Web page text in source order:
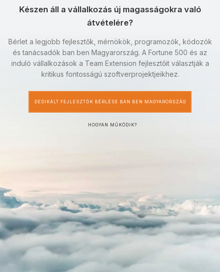
Készen áll a vállalkozás új magasságokra való
átvételére?
Bérlet a legjobb fejlesztők, mérnökök, programozók, kódozók
és tanácsadók ban ben Magyarország. A Fortune 500 és az
induló vállalkozások a Team Extension fejlesztőit választják a
kritikus fontosságú szoftverprojektjeikhez.
DEDIKÁLT FEJLESZTŐK BÉRLÉSE BAN BEN MAGYARORSZÁG
HOGYAN MŰKÖDIK?